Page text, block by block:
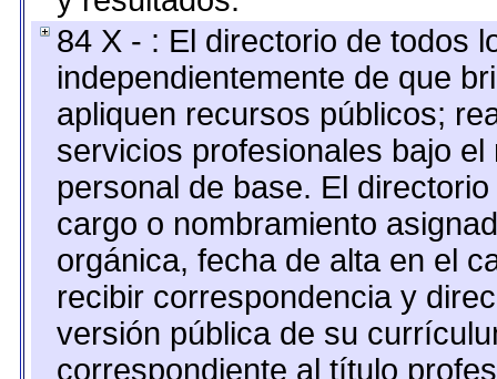
84 X - : El directorio de todos
independientemente de que
apliquen recursos públicos;
servicios profesionales bajo
personal de base. El
cargo o nombramiento
orgánica, fecha de alta en el
recibir correspondencia y
versión pública de su
correspondiente al título